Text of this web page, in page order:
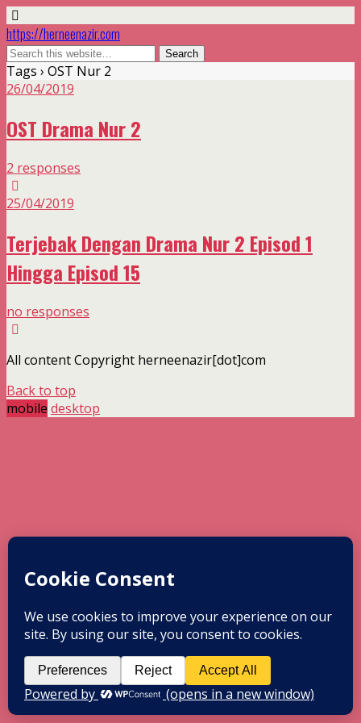
https://herneenazir.com
Tags › OST Nur 2
26/04/2019
OST Drama Nur 2
2 responses
25/04/2019
Terjebak Dengan Drama Nur 2 Episod 1
Hingga Episod 15
no responses
All content Copyright herneenazir[dot]com
Back to top
mobile desktop